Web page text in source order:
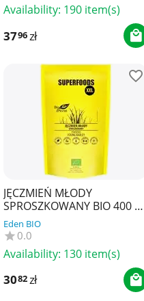
Availability: 190 item(s)
3796zł
JĘCZMIEŃ MŁODY
SPROSZKOWANY BIO 400 g -
BIO PLANET SUPERFOODS
Eden BIO
0.0
Availability: 130 item(s)
3082zł